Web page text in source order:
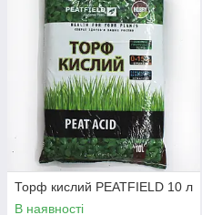
Торф кислий PEATFIELD 10 л
В наявності